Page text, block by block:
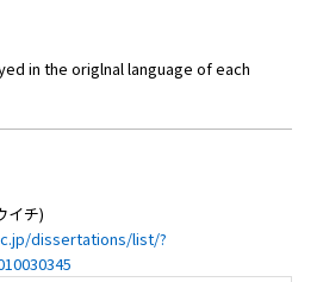
in the origlnal language of each
イチ)
dissertations/list/?